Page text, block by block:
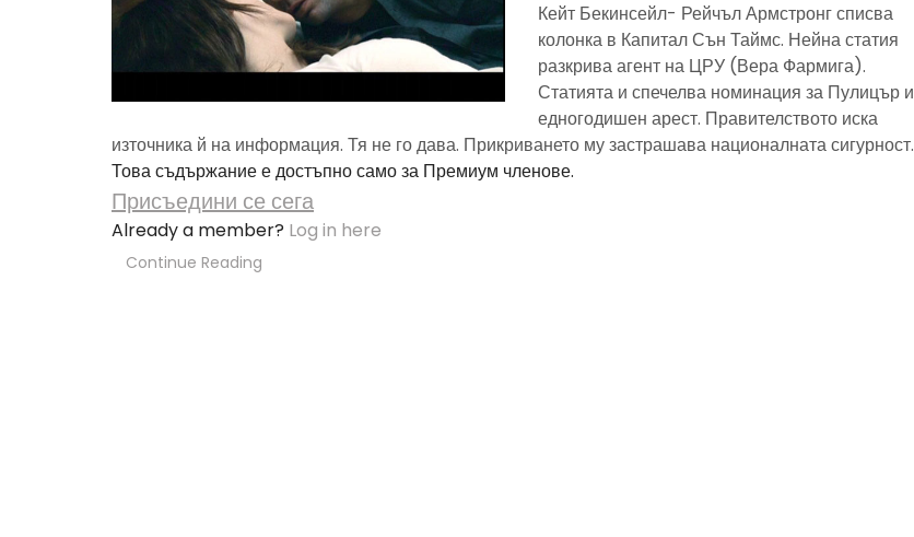
Кейт Бекинсейл- Рейчъл Армстронг списва
колонка в Капитал Сън Таймс. Нейна статия
разкрива агент на ЦРУ (Вера Фармига).
Статията и спечелва номинация за Пулицър и
едногодишен арест. Правителството иска
източника й на информация. Тя не го дава. Прикриването му застрашава националната сигурност.
Това съдържание е достъпно само за Премиум членове.
Присъедини се сега
Already a member? Log in here
Continue Reading